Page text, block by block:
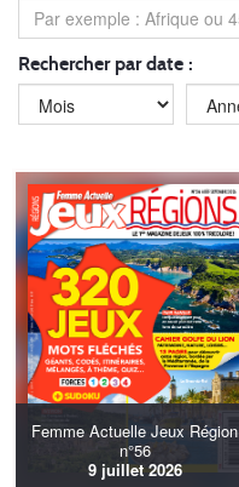
Rechercher par date :
Femme Actuelle Jeux Région
n°56
9 juillet 2026